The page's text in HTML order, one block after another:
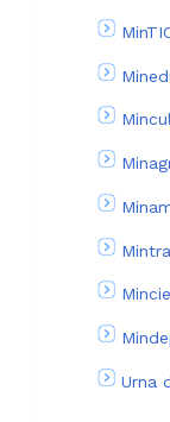
Urna